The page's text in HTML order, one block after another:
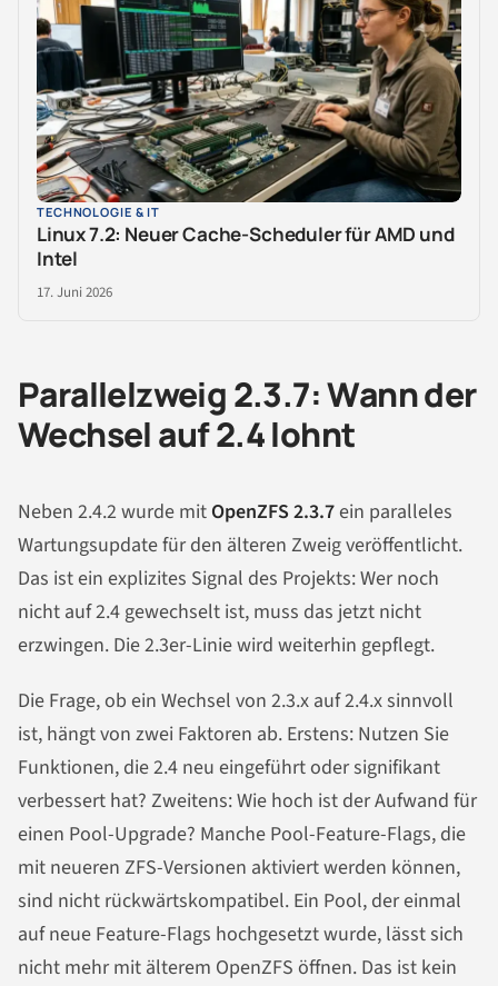
TECHNOLOGIE & IT
Linux 7.2: Neuer Cache-Scheduler für AMD und
Intel
17. Juni 2026
Parallelzweig 2.3.7: Wann der
Wechsel auf 2.4 lohnt
Neben 2.4.2 wurde mit OpenZFS 2.3.7ein paralleles
Wartungsupdate für den älteren Zweig veröffentlicht.
Das ist ein explizites Signal des Projekts: Wer noch
nicht auf 2.4 gewechselt ist, muss das jetzt nicht
erzwingen. Die 2.3er-Linie wird weiterhin gepflegt.
Die Frage, ob ein Wechsel von 2.3.x auf 2.4.x sinnvoll
ist, hängt von zwei Faktoren ab. Erstens: Nutzen Sie
Funktionen, die 2.4 neu eingeführt oder signifikant
verbessert hat? Zweitens: Wie hoch ist der Aufwand für
einen Pool-Upgrade? Manche Pool-Feature-Flags, die
mit neueren ZFS-Versionen aktiviert werden können,
sind nicht rückwärtskompatibel. Ein Pool, der einmal
auf neue Feature-Flags hochgesetzt wurde, lässt sich
nicht mehr mit älterem OpenZFS öffnen. Das ist kein